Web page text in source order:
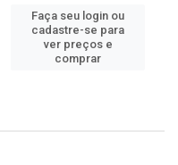
Faça seu login ou
cadastre-se para
ver preços e
comprar